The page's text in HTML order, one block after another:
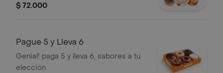
Lleva 12
$ 72.000
Pague 5 y Lleva 6
Genial! paga 5 y lleva 6, sabores a tu
elección